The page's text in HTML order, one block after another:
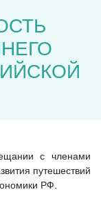
с членами
путешествий
РФ.